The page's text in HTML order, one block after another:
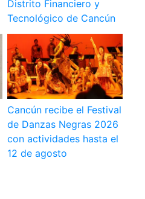
Distrito Financiero y
Tecnológico de Cancún
Cancún recibe el Festival
de Danzas Negras 2026
con actividades hasta el
12 de agosto